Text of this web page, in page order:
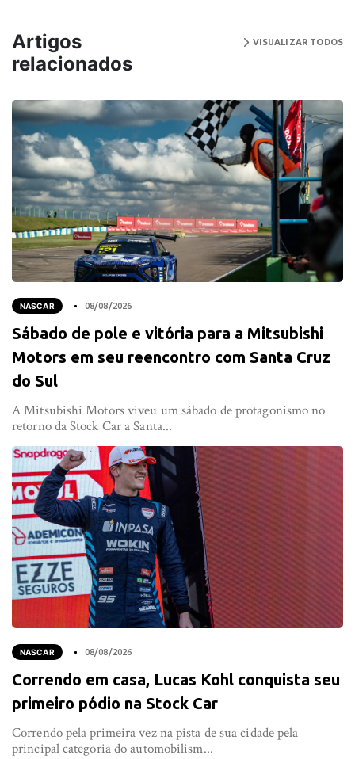
Artigos
relacionados
VISUALIZAR TODOS
NASCAR 08/08/2026
Sábado de pole e vitória para a Mitsubishi
Motors em seu reencontro com Santa Cruz
do Sul
A Mitsubishi Motors viveu um sábado de protagonismo no
retorno da Stock Car a Santa...
NASCAR 08/08/2026
Correndo em casa, Lucas Kohl conquista seu
primeiro pódio na Stock Car
Correndo pela primeira vez na pista de sua cidade pela
principal categoria do automobilism...